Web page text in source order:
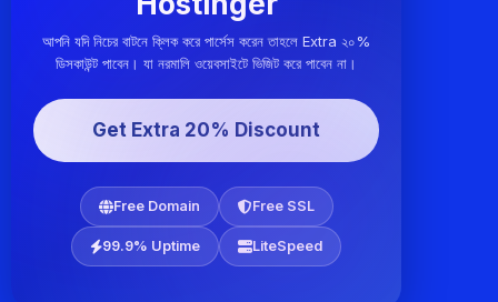
আপনি যদি নিচের বাটনে ক্লিক করে পার্সেস করেন তাহলে Extra ২০%
ডিসকাউন্ট পাবেন। যা নরমালি ওয়েবসাইটে ভিজিট করে পাবেন না।
Get Extra 20% Discount
Free Domain Free SSL
99.9% Uptime LiteSpeed